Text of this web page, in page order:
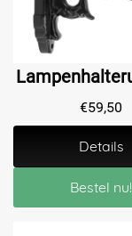
€59,50
Details
Bestel nu!